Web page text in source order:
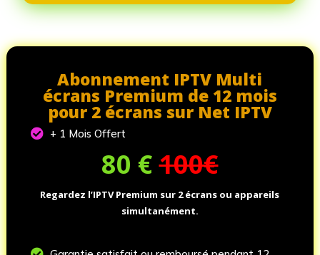
Abonnement IPTV Multi
écrans Premium de 12 mois
pour 2 écrans sur Net IPTV
 + 1 Mois Offert
80 €100€
Regardez l’IPTV Premium sur 2 écrans ou appareils
simultanément.